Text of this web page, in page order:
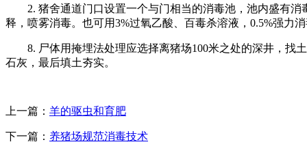
2. 猪舍通道门口设置一个与门相当的消毒池，池内盛有消
释，喷雾消毒。也可用3%过氧乙酸、百毒杀溶液，0.5%强力
8. 尸体用掩埋法处理应选择离猪场100米之处的深井，找土
石灰，最后填土夯实。
上一篇： 羊的驱虫和育肥
下一篇： 养猪场规范消毒技术